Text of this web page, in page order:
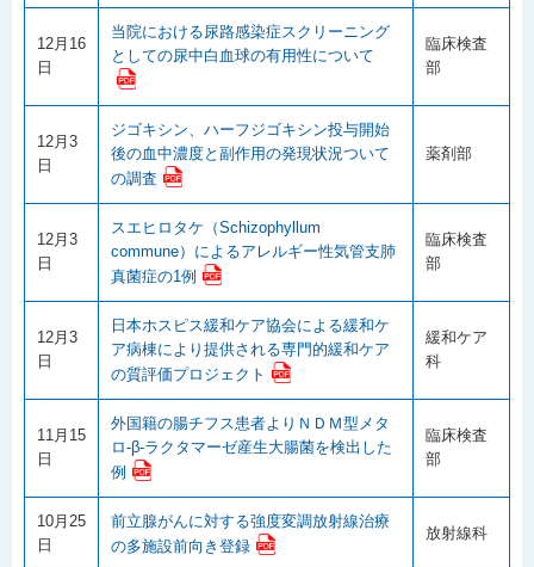
12月16
日
当院における尿路感染症スクリーニング
としての尿中白血球の有用性について
臨床検査
部
12月3
日
ジゴキシン、ハーフジゴキシン投与開始
後の血中濃度と副作用の発現状況ついて
の調査
薬剤部
12月3
日
スエヒロタケ（Schizophyllum
commune）によるアレルギー性気管支肺
真菌症の1例
臨床検査
部
12月3
日
日本ホスピス緩和ケア協会による緩和ケ
ア病棟により提供される専門的緩和ケア
の質評価プロジェクト
緩和ケア
科
11月15
日
外国籍の腸チフス患者よりＮＤＭ型メタ
ロ-β-ラクタマーゼ産生大腸菌を検出した
例
臨床検査
部
10月25
日
前立腺がんに対する強度変調放射線治療
の多施設前向き登録
放射線科